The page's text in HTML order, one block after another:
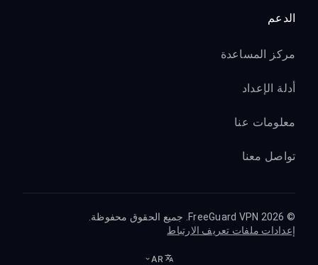
الدعم
مركز المساعدة
أدلة الإعداد
معلومات عنا
تواصل معنا
© 2026 FreeGuard VPN. جميع الحقوق محفوظة.
إعدادات ملفات تعريف الارتباط
AR